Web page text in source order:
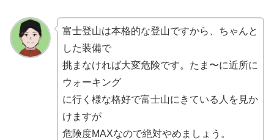
富士登山は本格的な登山ですから、ちゃんと
した装備で
挑まなければ大変危険です。たま〜に近所に
ウォーキング
に行く様な格好で富士山にきている人を見か
けますが
危険度MAXなので絶対やめましょう。